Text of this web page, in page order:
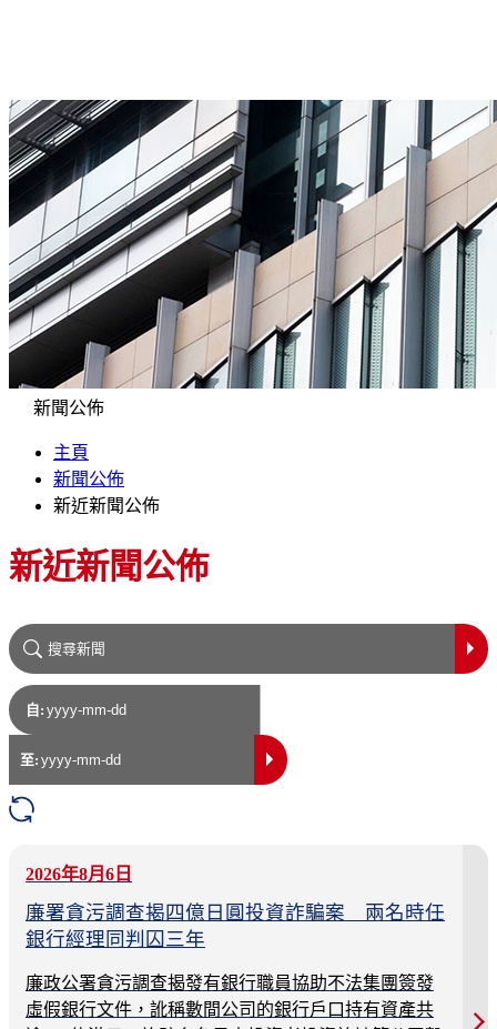
新聞公佈
主頁
新聞公佈
新近新聞公佈
新近新聞公佈
自:
至:
2026年8月6日
廉署貪污調查揭四億日圓投資詐騙案 兩名時任
銀行經理同判囚三年
廉政公署貪污調查揭發有銀行職員協助不法集團簽發
虛假銀行文件，訛稱數間公司的銀行戶口持有資產共